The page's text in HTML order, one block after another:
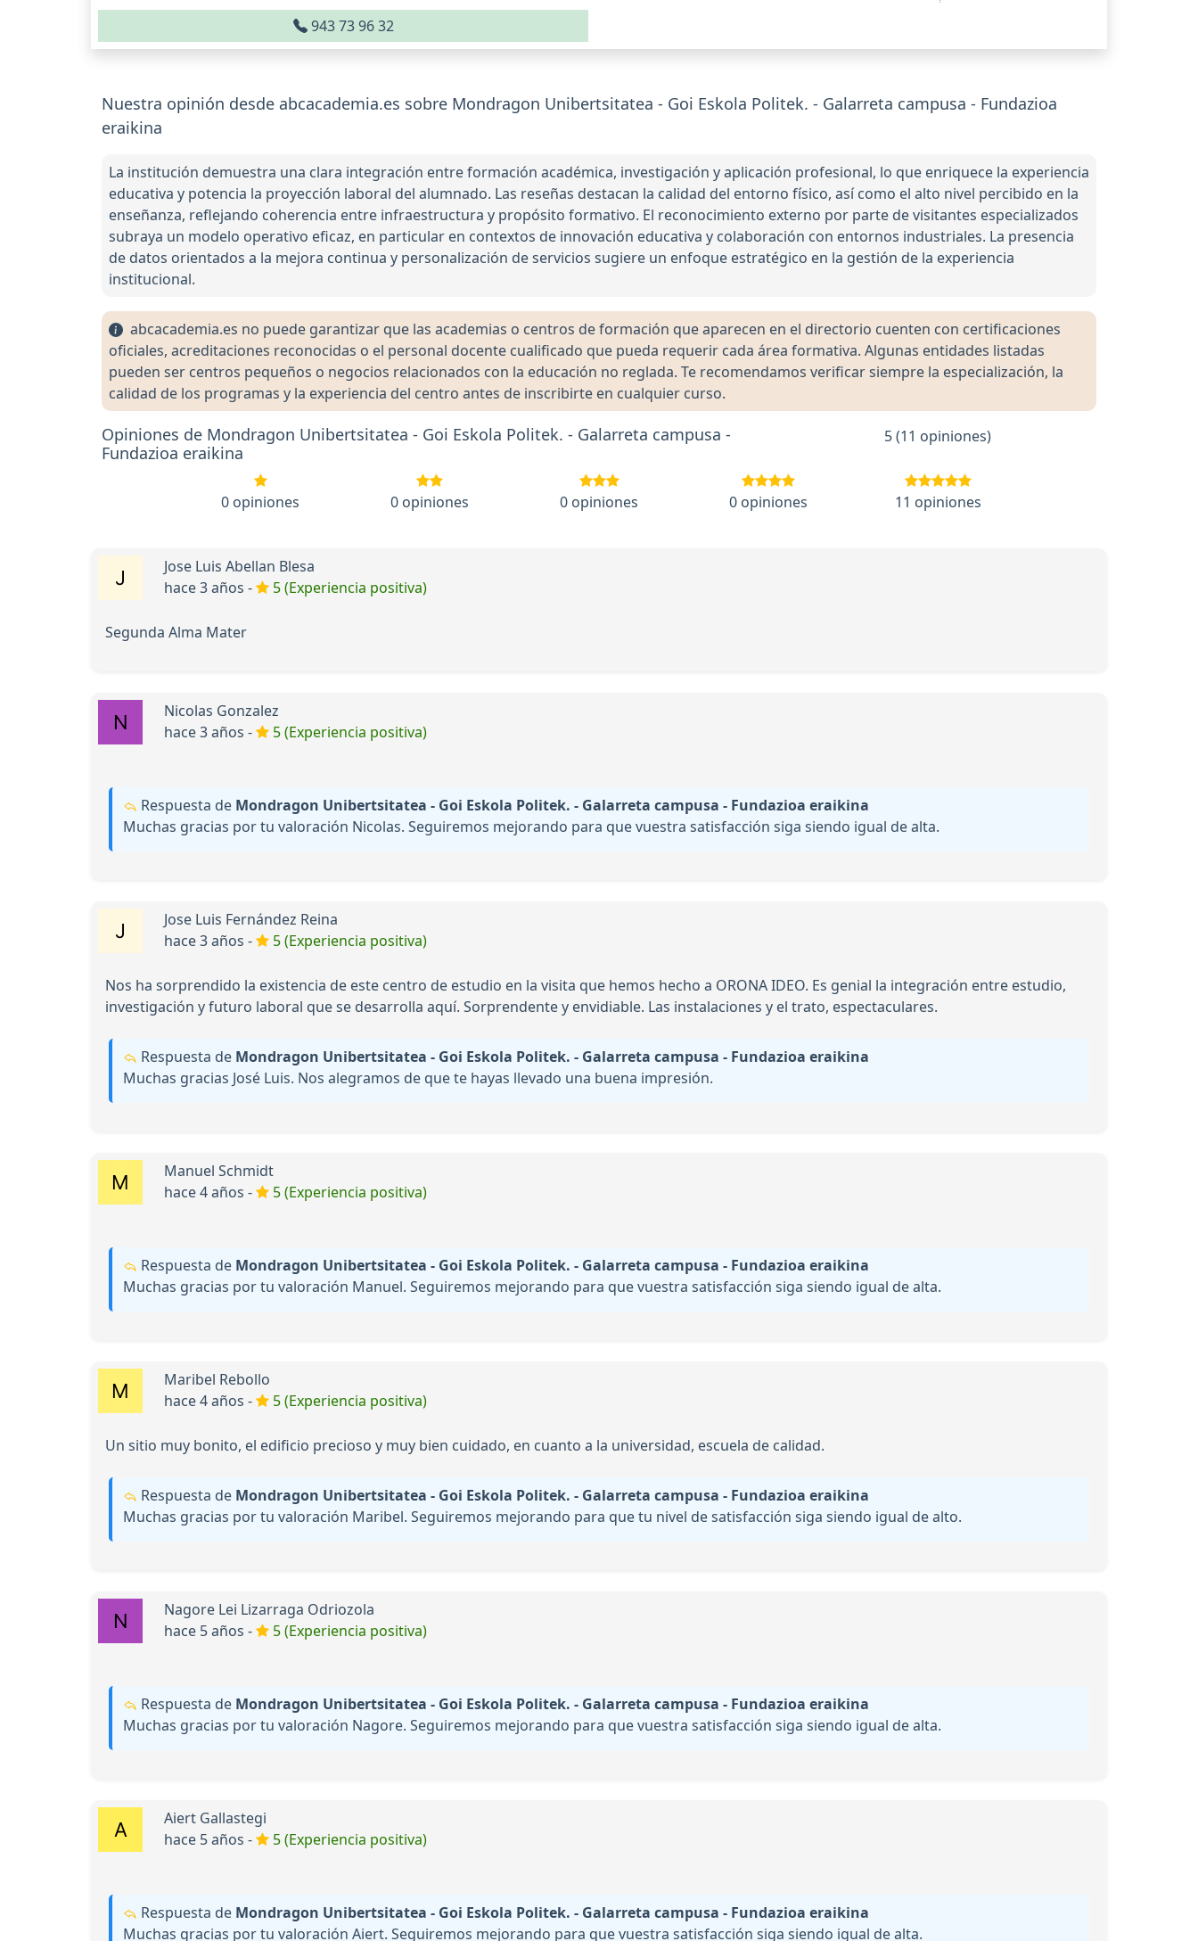
943 73 96 32
Nuestra opinión desde abcacademia.es sobre Mondragon Unibertsitatea - Goi Eskola Politek. - Galarreta campusa - Fundazioa
eraikina
La institución demuestra una clara integración entre formación académica, investigación y aplicación profesional, lo que enriquece la experiencia
educativa y potencia la proyección laboral del alumnado. Las reseñas destacan la calidad del entorno físico, así como el alto nivel percibido en la
enseñanza, reflejando coherencia entre infraestructura y propósito formativo. El reconocimiento externo por parte de visitantes especializados
subraya un modelo operativo eficaz, en particular en contextos de innovación educativa y colaboración con entornos industriales. La presencia
de datos orientados a la mejora continua y personalización de servicios sugiere un enfoque estratégico en la gestión de la experiencia
institucional.
abcacademia.es no puede garantizar que las academias o centros de formación que aparecen en el directorio cuenten con certificaciones
oficiales, acreditaciones reconocidas o el personal docente cualificado que pueda requerir cada área formativa. Algunas entidades listadas
pueden ser centros pequeños o negocios relacionados con la educación no reglada. Te recomendamos verificar siempre la especialización, la
calidad de los programas y la experiencia del centro antes de inscribirte en cualquier curso.
Opiniones de Mondragon Unibertsitatea - Goi Eskola Politek. - Galarreta campusa -
Fundazioa eraikina
5 (11 opiniones)
0 opiniones 0 opiniones 0 opiniones 0 opiniones 11 opiniones
Jose Luis Abellan Blesa
hace 3 años -
5 (Experiencia positiva)
Segunda Alma Mater
Nicolas Gonzalez
hace 3 años -
5 (Experiencia positiva)
Respuesta de Mondragon Unibertsitatea - Goi Eskola Politek. - Galarreta campusa - Fundazioa eraikina
Muchas gracias por tu valoración Nicolas. Seguiremos mejorando para que vuestra satisfacción siga siendo igual de alta.
Jose Luis Fernández Reina
hace 3 años -
5 (Experiencia positiva)
Nos ha sorprendido la existencia de este centro de estudio en la visita que hemos hecho a ORONA IDEO. Es genial la integración entre estudio,
investigación y futuro laboral que se desarrolla aquí. Sorprendente y envidiable. Las instalaciones y el trato, espectaculares.
Respuesta de Mondragon Unibertsitatea - Goi Eskola Politek. - Galarreta campusa - Fundazioa eraikina
Muchas gracias José Luis. Nos alegramos de que te hayas llevado una buena impresión.
Manuel Schmidt
hace 4 años -
5 (Experiencia positiva)
Respuesta de Mondragon Unibertsitatea - Goi Eskola Politek. - Galarreta campusa - Fundazioa eraikina
Muchas gracias por tu valoración Manuel. Seguiremos mejorando para que vuestra satisfacción siga siendo igual de alta.
Maribel Rebollo
hace 4 años -
5 (Experiencia positiva)
Un sitio muy bonito, el edificio precioso y muy bien cuidado, en cuanto a la universidad, escuela de calidad.
Respuesta de Mondragon Unibertsitatea - Goi Eskola Politek. - Galarreta campusa - Fundazioa eraikina
Muchas gracias por tu valoración Maribel. Seguiremos mejorando para que tu nivel de satisfacción siga siendo igual de alto.
Nagore Lei Lizarraga Odriozola
hace 5 años -
5 (Experiencia positiva)
Respuesta de Mondragon Unibertsitatea - Goi Eskola Politek. - Galarreta campusa - Fundazioa eraikina
Muchas gracias por tu valoración Nagore. Seguiremos mejorando para que vuestra satisfacción siga siendo igual de alta.
Aiert Gallastegi
hace 5 años -
5 (Experiencia positiva)
Respuesta de Mondragon Unibertsitatea - Goi Eskola Politek. - Galarreta campusa - Fundazioa eraikina
Muchas gracias por tu valoración Aiert. Seguiremos mejorando para que vuestra satisfacción siga siendo igual de alta.